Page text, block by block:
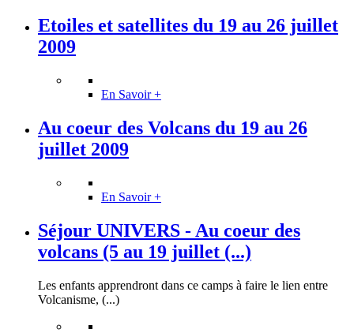
Etoiles et satellites du 19 au 26 juillet
2009
En Savoir +
Au coeur des Volcans du 19 au 26
juillet 2009
En Savoir +
Séjour UNIVERS - Au coeur des
volcans (5 au 19 juillet (...)
Les enfants apprendront dans ce camps à faire le lien entre
Volcanisme, (...)